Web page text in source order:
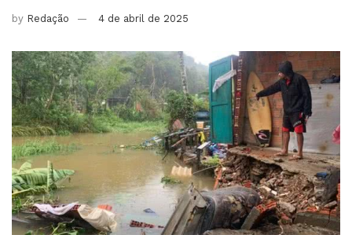
by Redação 4 de abril de 2025